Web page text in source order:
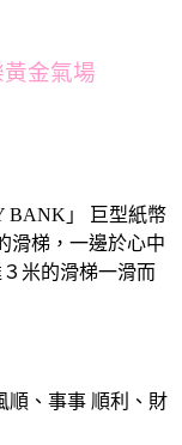
金氣場
BANK」 巨型紙幣
滑梯，一邊於心中
米的滑梯一滑而
順、事事 順利、財